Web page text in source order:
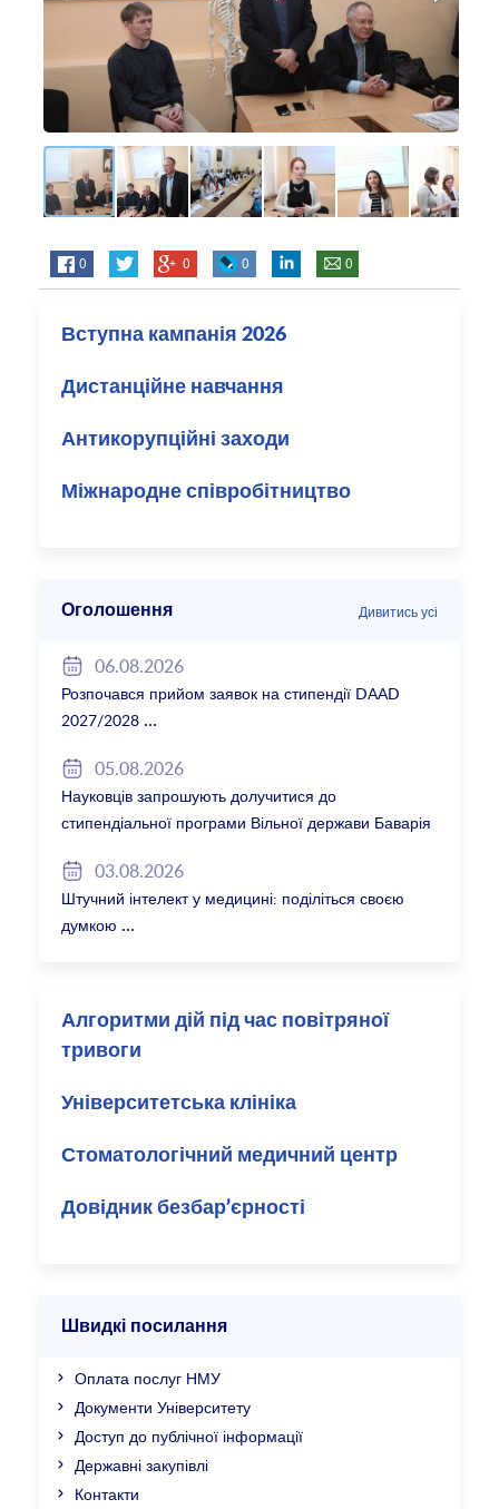
0 0 0 0
Вступна кампанія 2026
Дистанційне навчання
Антикорупційні заходи
Міжнародне співробітництво
Оголошення Дивитись усі
06.08.2026
Розпочався прийом заявок на стипендії DAAD
2027/2028
05.08.2026
Науковців запрошують долучитися до
стипендіальної програми Вільної держави Баварія
03.08.2026
Штучний інтелект у медицині: поділіться своєю
думкою
Алгоритми дій під час повітряної
тривоги
Університетська клініка
Стоматологічний медичний центр
Довідник безбар’єрності
Швидкі посилання
Оплата послуг НМУ
Документи Університету
Доступ до публічної інформації
Державні закупівлі
Контакти